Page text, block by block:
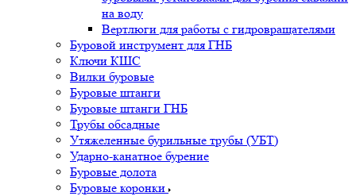
на воду
Вертлюги для работы с гидровращателями
Буровой инструмент для ГНБ
Ключи КШС
Вилки буровые
Буровые штанги
Буровые штанги ГНБ
Трубы обсадные
Утяжеленные бурильные трубы (УБТ)
Ударно-канатное бурение
Буровые долота
Буровые коронки